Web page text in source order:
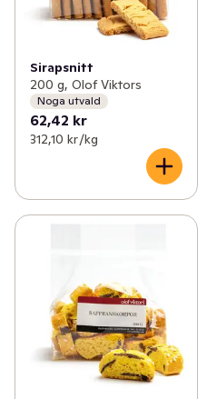
Sirapsnitt
200 g, Olof Viktors
Noga utvald
62,42 kr
312,10 kr /kg